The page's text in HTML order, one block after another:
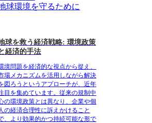
球環境を守るために
球を救う経済戦略: 環境政策
経済的手法
境問題を経済的な視点から捉え、
場メカニズムを活用しながら解決
図ろうというアプローチが、近年
目を集めています。従来の規制中
の環境政策とは異なり、企業や個
の経済合理性に訴えかけること
、より効果的かつ持続可能な形で